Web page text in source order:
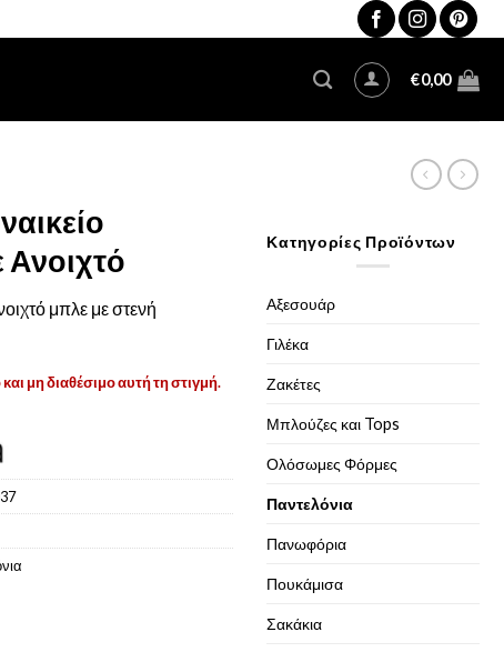
€0,00
μπλε με στενή
μη διαθέσιμο αυτή τη στιγμή.
Κατηγορίες Προϊόντων
Αξεσουάρ
Γιλέκα
Ζακέτες
Μπλούζες και Tops
Ολόσωμες Φόρμες
Παντελόνια
Πανωφόρια
Πουκάμισα
Σακάκια